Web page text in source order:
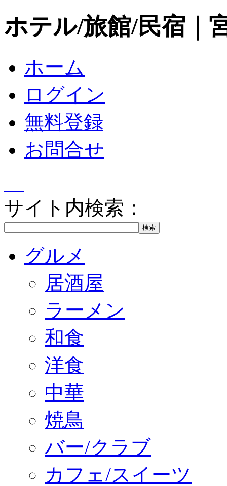
ホテル/旅館/民宿｜
ホーム
ログイン
無料登録
お問合せ
サイト内検索：
グルメ
居酒屋
ラーメン
和食
洋食
中華
焼鳥
バー/クラブ
カフェ/スイーツ